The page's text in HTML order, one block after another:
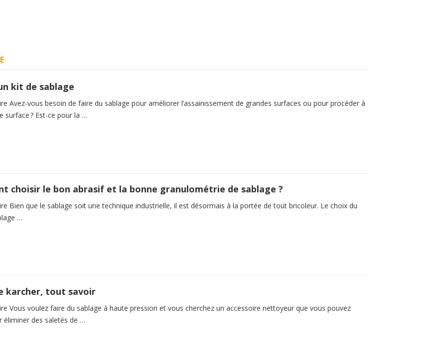
kit de sablage
Avez-vous besoin de faire du sablage pour améliorer l’assainissement de grandes surfaces ou pour procéder à
surface ? Est-ce pour la …
choisir le bon abrasif et la bonne granulométrie de sablage ?
Bien que le sablage soit une technique industrielle, il est désormais à la portée de tout bricoleur. Le choix du
…
karcher, tout savoir
Vous voulez faire du sablage à haute pression et vous cherchez un accessoire nettoyeur que vous pouvez
éliminer des saletés de …